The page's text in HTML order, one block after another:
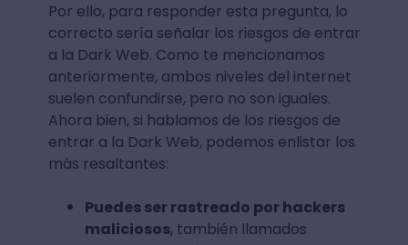
Por ello, para responder esta pregunta, lo
correcto sería señalar los riesgos de entrar
a la Dark Web. Como te mencionamos
anteriormente, ambos niveles del internet
suelen confundirse, pero no son iguales.
Ahora bien, si hablamos de los riesgos de
entrar a la Dark Web, podemos enlistar los
más resaltantes:
Puedes ser rastreado por hackers
maliciosos, también llamados